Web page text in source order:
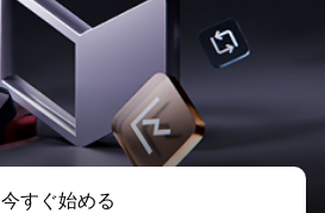
今すぐ始める